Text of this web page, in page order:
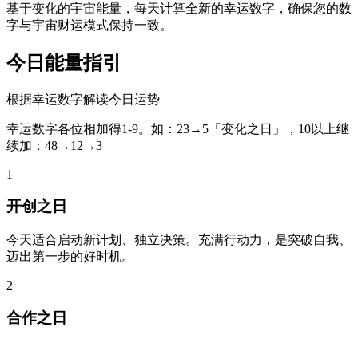
基于变化的宇宙能量，每天计算全新的幸运数字，确保您的数
字与宇宙财运模式保持一致。
今日能量指引
根据幸运数字解读今日运势
幸运数字各位相加得1-9。如：23→5「变化之日」，10以上继
续加：48→12→3
1
开创之日
今天适合启动新计划、独立决策。充满行动力，是突破自我、
迈出第一步的好时机。
2
合作之日